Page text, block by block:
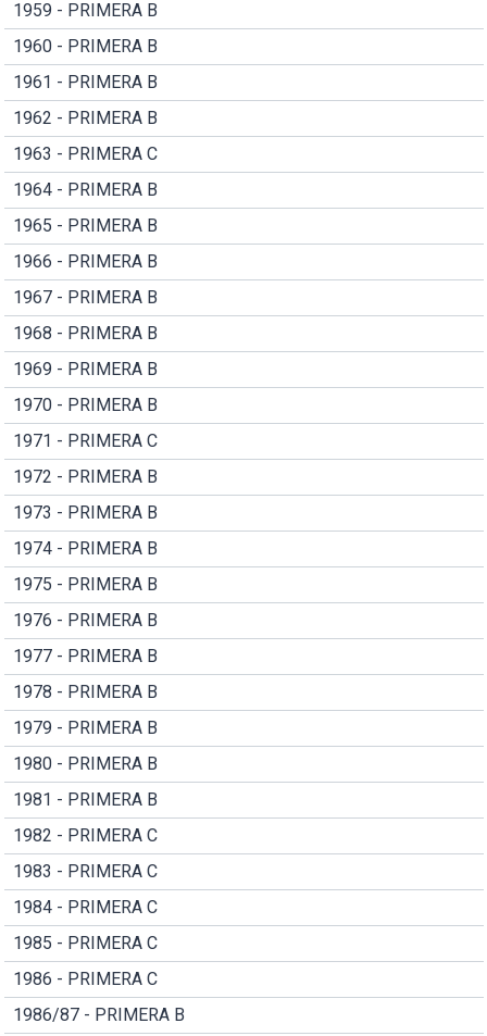
1959 - PRIMERA B
1960 - PRIMERA B
1961 - PRIMERA B
1962 - PRIMERA B
1963 - PRIMERA C
1964 - PRIMERA B
1965 - PRIMERA B
1966 - PRIMERA B
1967 - PRIMERA B
1968 - PRIMERA B
1969 - PRIMERA B
1970 - PRIMERA B
1971 - PRIMERA C
1972 - PRIMERA B
1973 - PRIMERA B
1974 - PRIMERA B
1975 - PRIMERA B
1976 - PRIMERA B
1977 - PRIMERA B
1978 - PRIMERA B
1979 - PRIMERA B
1980 - PRIMERA B
1981 - PRIMERA B
1982 - PRIMERA C
1983 - PRIMERA C
1984 - PRIMERA C
1985 - PRIMERA C
1986 - PRIMERA C
1986/87 - PRIMERA B